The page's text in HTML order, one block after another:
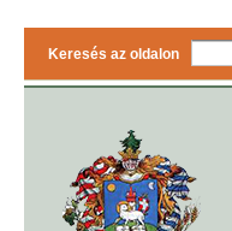
Keresés az oldalon